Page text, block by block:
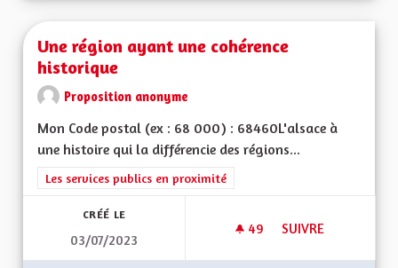
Une région ayant une cohérence
historique
Proposition anonyme
Mon Code postal (ex : 68 000) : 68460L'alsace à
une histoire qui la différencie des régions...
Filtrer les résultats de la catégorie : Les services publics en
Les services publics en proximité
CRÉÉ LE
03/07/2023
49 49 ABONNÉS
SUIVRE